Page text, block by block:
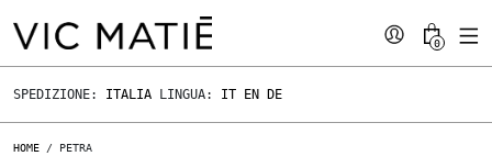
0
SPEDIZIONE: ITALIA LINGUA: IT EN DE
HOME / PETRA